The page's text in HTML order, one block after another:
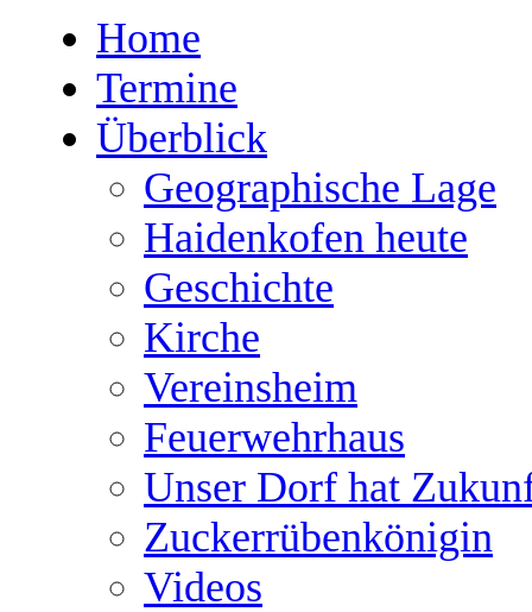
Home
Termine
Überblick
Geographische Lage
Haidenkofen heute
Geschichte
Kirche
Vereinsheim
Feuerwehrhaus
Unser Dorf hat
Zuckerrübenkönigin
Videos